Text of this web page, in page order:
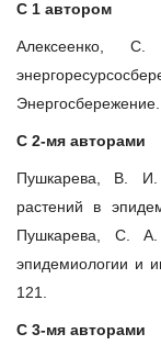
С 1 автором
Алексеенко,
С 2-мя авторами
Пушкарева, В. И.
растений в
Пушкарева, С. А.
эпидемиологии и
121.
С 3-мя авторами